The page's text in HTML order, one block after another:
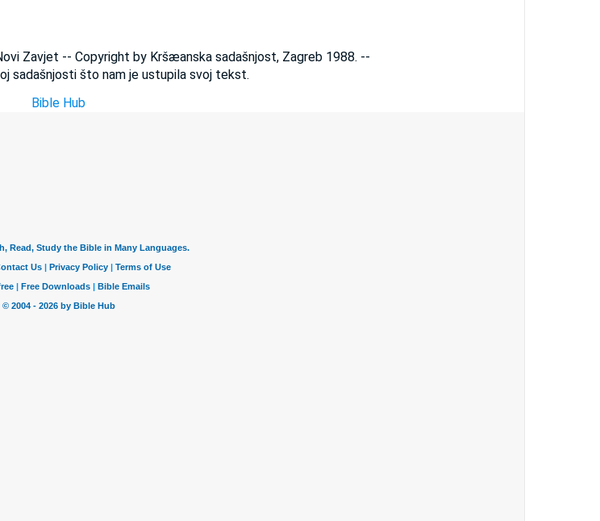
Zavjet -- Copyright by Kršæanska sadašnjost, Zagreb 1988. --
sadašnjosti što nam je ustupila svoj tekst.
Bible Hub